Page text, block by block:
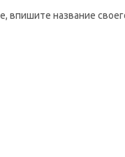
впишите название